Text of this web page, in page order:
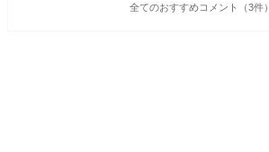
全てのおすすめコメント（3件）